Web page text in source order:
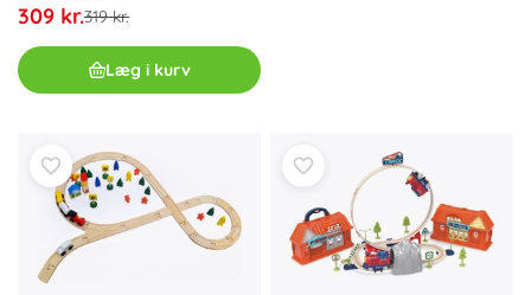
309 kr.319 kr.
Læg i kurv